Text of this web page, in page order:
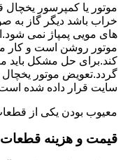
موتور یا کمپرسور
خراب باشد دیگر گاز به
های مویی پمپاژ نمی
موتور روشن است و کار
کند.برای حل مشکل باید
گردد.تعویض موتور
سایت قرار داده شده است
معیوب بودن یکی از
قیمت و هزینه